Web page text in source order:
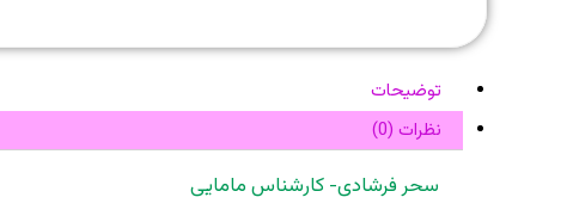
توضیحات
نظرات (0)
سحر فرشادی- کارشناس مامایی